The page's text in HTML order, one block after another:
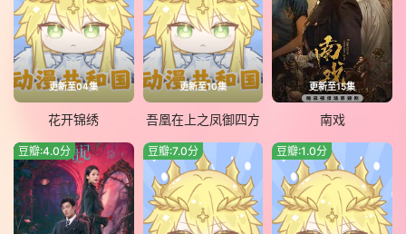
更新至04集
花开锦绣
更新至10集
吾凰在上之凤御四方
更新至15集
南戏
豆瓣:4.0分 豆瓣:7.0分 豆瓣:1.0分